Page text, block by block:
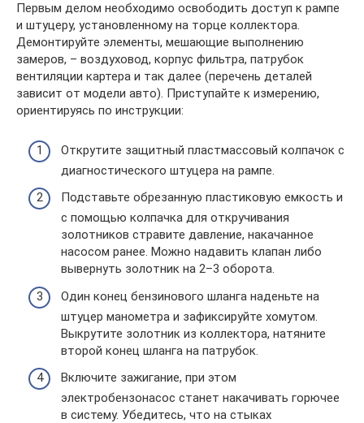
Первым делом необходимо освободить доступ к рампе
и штуцеру, установленному на торце коллектора.
Демонтируйте элементы, мешающие выполнению
замеров, – воздуховод, корпус фильтра, патрубок
вентиляции картера и так далее (перечень деталей
зависит от модели авто). Приступайте к измерению,
ориентируясь по инструкции:
Открутите защитный пластмассовый колпачок с
диагностического штуцера на рампе.
Подставьте обрезанную пластиковую емкость и
с помощью колпачка для откручивания
золотников стравите давление, накачанное
насосом ранее. Можно надавить клапан либо
вывернуть золотник на 2–3 оборота.
Один конец бензинового шланга наденьте на
штуцер манометра и зафиксируйте хомутом.
Выкрутите золотник из коллектора, натяните
второй конец шланга на патрубок.
Включите зажигание, при этом
электробензонасос станет накачивать горючее
в систему. Убедитесь, что на стыках